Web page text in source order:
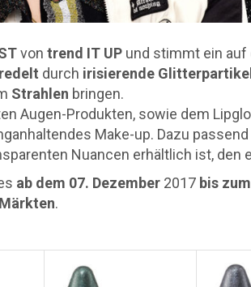
von trend IT UP und stimmt ein auf
durch irisierende Glitterpartikel
Strahlen bringen.
Augen-Produkten, sowie dem
Make-up. Dazu
Nuancen erhältlich ist, den
ab dem 07. Dezember 2017 bis
.